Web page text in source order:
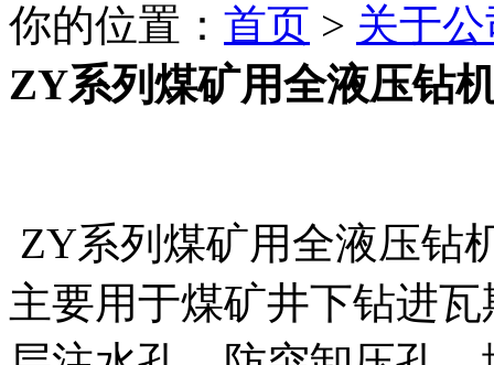
你的位置： 首页 > 关于
ZY系列煤矿用全液压钻
ZY系列煤矿用全液压钻
主要用于煤矿井下钻进